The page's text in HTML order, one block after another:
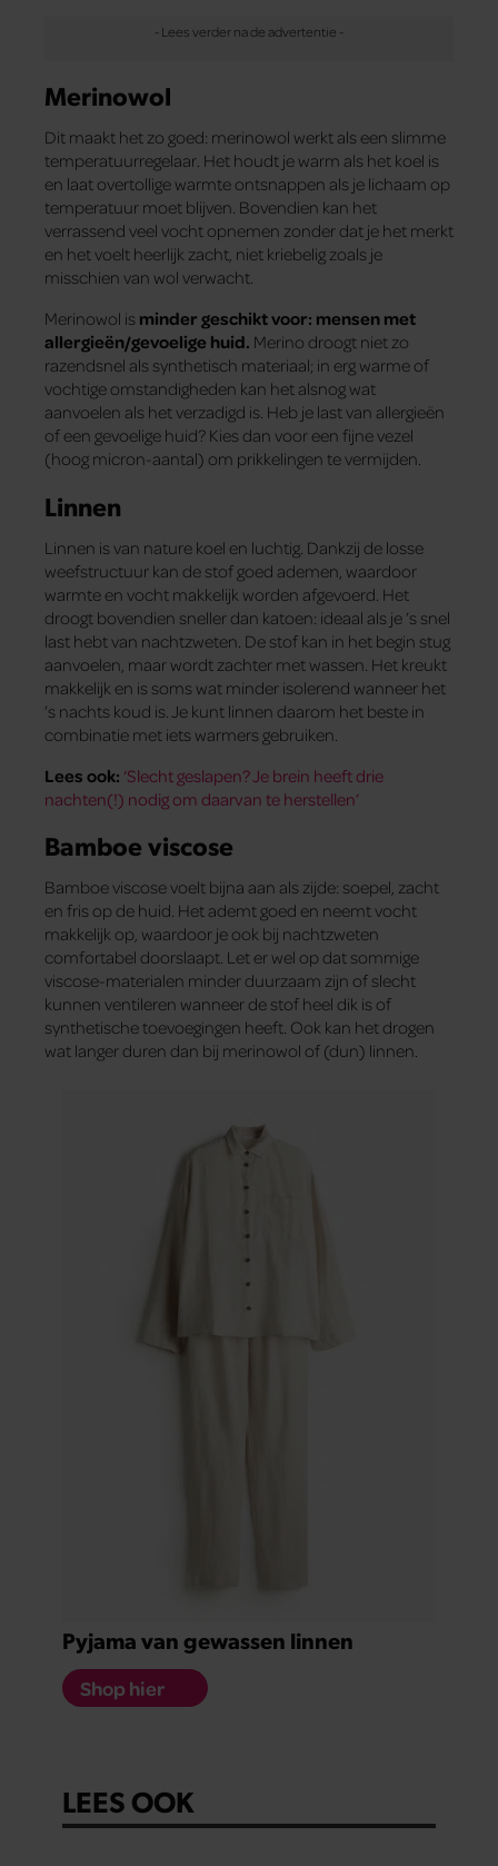
Merinowol
Dit maakt het zo goed: merinowol werkt als een slimme
temperatuurregelaar. Het houdt je warm als het koel is
en laat overtollige warmte ontsnappen als je lichaam op
temperatuur moet blijven. Bovendien kan het
verrassend veel vocht opnemen zonder dat je het merkt
en het voelt heerlijk zacht, niet kriebelig zoals je
misschien van wol verwacht.
Merinowol is minder geschikt voor: mensen met
allergieën/gevoelige huid. Merino droogt niet zo
razendsnel als synthetisch materiaal; in erg warme of
vochtige omstandigheden kan het alsnog wat
aanvoelen als het verzadigd is. Heb je last van allergieën
of een gevoelige huid? Kies dan voor een fijne vezel
(hoog micron-aantal) om prikkelingen te vermijden.
Linnen
Linnen is van nature koel en luchtig. Dankzij de losse
weefstructuur kan de stof goed ademen, waardoor
warmte en vocht makkelijk worden afgevoerd. Het
droogt bovendien sneller dan katoen: ideaal als je ’s snel
last hebt van nachtzweten. De stof kan in het begin stug
aanvoelen, maar wordt zachter met wassen. Het kreukt
makkelijk en is soms wat minder isolerend wanneer het
’s nachts koud is. Je kunt linnen daarom het beste in
combinatie met iets warmers gebruiken.
Lees ook: ‘Slecht geslapen? Je brein heeft drie
nachten(!) nodig om daarvan te herstellen’
Bamboe viscose
Bamboe viscose voelt bijna aan als zijde: soepel, zacht
en fris op de huid. Het ademt goed en neemt vocht
makkelijk op, waardoor je ook bij nachtzweten
comfortabel doorslaapt. Let er wel op dat sommige
viscose-materialen minder duurzaam zijn of slecht
kunnen ventileren wanneer de stof heel dik is of
synthetische toevoegingen heeft. Ook kan het drogen
wat langer duren dan bij merinowol of (dun) linnen.
Pyjama van gewassen linnen
Shop hier
LEES OOK